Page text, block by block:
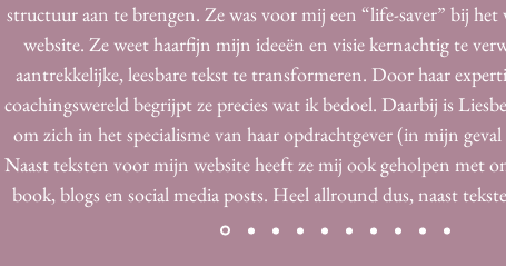
structuur aan te brengen. Ze was voor mij een “life-saver” bij
website. Ze weet haarfijn mijn ideeën en visie kernachtig te
aantrekkelijke, leesbare tekst te transformeren. Door haar
coachingswereld begrijpt ze precies wat ik bedoel. Daarbij is
om zich in het specialisme van haar opdrachtgever (in mijn
Naast teksten voor mijn website heeft ze mij ook geholpen met
book, blogs en social media posts. Heel allround dus, naast